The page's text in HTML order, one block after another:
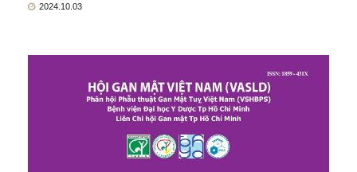
2024.10.03